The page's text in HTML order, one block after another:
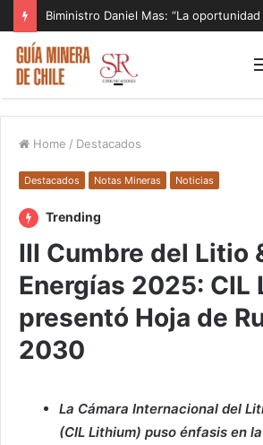
Home / Destacados
Destacados Notas Mineras Noticias
Trending
III Cumbre del Litio
Energías 2025: CIL
presentó Hoja de
2030
La Cámara Internacional del
(CIL Lithium) puso énfasis en